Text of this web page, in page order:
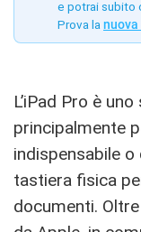
e potrai subito
Prova la
L’iPad Pro è
principalmente
indispensabile
tastiera fisica
documenti.